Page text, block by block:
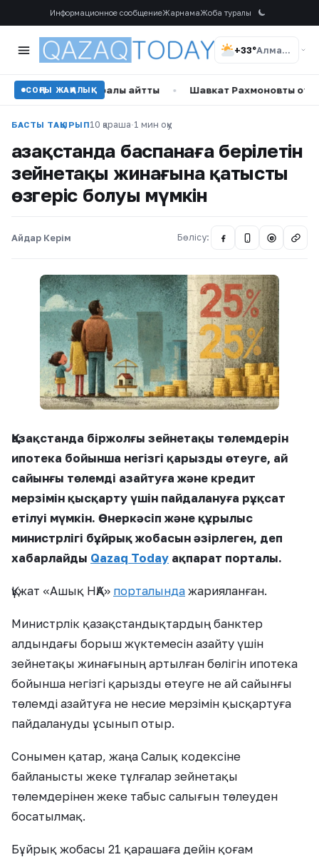
Информационное сообщениеЖарнамаЖоба туралы
+33° Алматы
СОҢҒЫ ЖАҢАЛЫҚ
туралы айтты • Шавкат Рахмоновтың отбасы қара
БАСТЫ ТАҚЫРЫП10 қараша·1 мин оқу
Қазақстанда баспанаға берілетін
зейнетақы жинағына қатысты
өзгеріс болуы мүмкін
Айдар Керім Бөлісу: @
Қазақстанда біржолғы зейнетақы төлемдерін
ипотека бойынша негізгі қарызды өтеуге, ай
сайынғы төлемді азайтуға және кредит
мерзімін қысқарту үшін пайдалануға рұқсат
етілуі мүмкін. Өнеркәсіп және құрылыс
министрлігі бұйрық жобасын әзірлеген, деп
хабарлайды Qazaq Today ақпарат порталы.
Құжат «Ашық НҚА» порталында жарияланған.
Министрлік қазақстандықтардың банктер
алдындағы борыш жүктемесін азайту үшін
зейнетақы жинағының артылған бөлігін ипотека
бойынша негізгі қарызды өтеуге не ай сайынғы
төлемді азайтуға не несие мерзімін қысқартуға
пайдалануды ұсынып отыр.
Сонымен қатар, жаңа Салық кодексіне
байланысты жеке тұлғалар зейнетақы
төлемдерінен жеке табыс салығын төлеуден
босатылмақ.
Бұйрық жобасы 21 қарашаға дейін қоғам